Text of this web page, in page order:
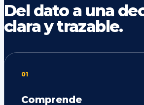
Del dato a una
clara y trazable.
01
Comprende